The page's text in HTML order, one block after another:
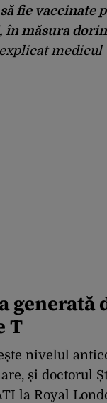
fie vaccinate
în măsura
explicat
generată
T
nivelul
și doctorul
la Royal